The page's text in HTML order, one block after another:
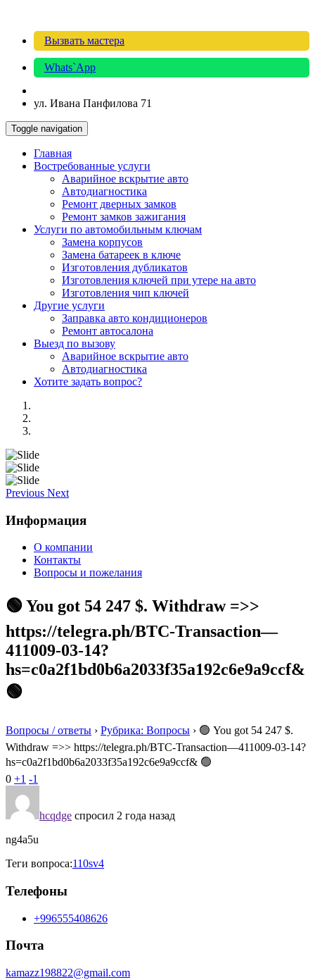
Вызвать мастера
Whats`App
ул. Ивана Панфилова 71
Toggle navigation
Главная
Востребованные услуги
Аварийное вскрытие авто
Автодиагностика
Ремонт дверных замков
Ремонт замков зажигания
Услуги по автомобильным ключам
Замена корпусов
Замена батареек в ключе
Изготовления дубликатов
Изготовления ключей при утере на авто
Изготовления чип ключей
Другие услуги
Заправка авто кондиционеров
Ремонт автосалона
Выезд по вызову
Аварийное вскрытие авто
Автодиагностика
Хотите задать вопрос?
Previous Next
Информация
О компании
Контакты
Вопросы и пожелания
🟢 You got 54 247 $. Withdrаw =>>
https://telegra.ph/BTC-Transaction—
411009-03-14?
hs=c0a2f1bd0b6a2033f35a192c6e9a9ccf&
🟢
Вопросы / ответы › Рубрика: Вопросы › 🟢 You got 54 247 $.
Withdrаw =>> https://telegra.ph/BTC-Transaction—411009-03-14?
hs=c0a2f1bd0b6a2033f35a192c6e9a9ccf& 🟢
0 +1 -1
hcqdge спросил 2 года назад
ng4a5u
Теги вопроса:110sv4
Телефоны
+996555408626
Почта
kamazz198822@gmail.com